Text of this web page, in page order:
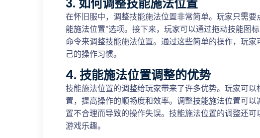
在怀旧服中，调整技能施法位置非常简单。玩家只需
能施法位置”选项。接下来，玩家可以通过拖动技能图
命令来调整技能施法位置。通过这些简单的操作，玩
己的操作习惯。
4. 技能施法位置调整的优势
技能施法位置的调整给玩家带来了许多优势。玩家可
置，提高操作的顺畅度和效率。调整技能施法位置可
置不合理而导致的操作失误。技能施法位置的调整还
游戏乐趣。